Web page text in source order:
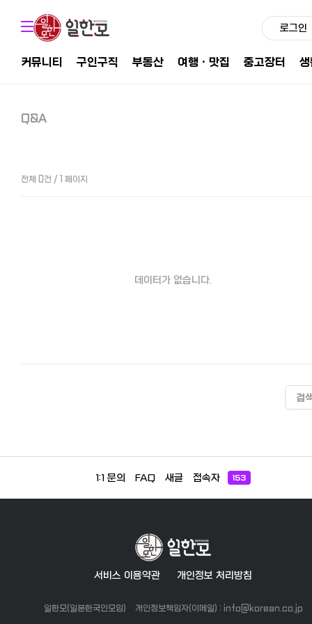
로그인
커뮤니티 구인구직 부동산 여행ㆍ맛집 중고장터
Q&A
전체 0건 / 1 페이지
데이터가 없습니다.
검
1:1 문의 FAQ 새글 접속자 153
서비스 이용약관 개인정보 처리방침
일한모(일본한국인모임) 개인정보책임자(이메일) : info@korean.co.jp